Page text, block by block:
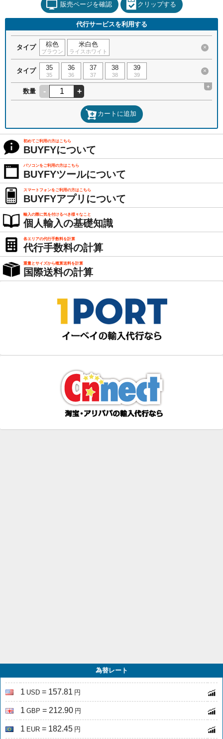
販売ページを確認 クリップする
代行サービスを利用する
タイプ 棕色
ブラウン
米白色
ライスホワイト
×
タイプ 35
35
36
36
37
37
38
38
39
39
×
数量 - +
+
カートに追加
初めてご利用の方はこちら
BUYFYについて
パソコンをご利用の方はこちら
BUYFYツールについて
スマートフォンをご利用の方はこちら
BUYFYアプリについて
輸入の際に気を付けるべき様々なこと
個人輸入の基礎知識
各エリアの代行手数料を計算
代行手数料の計算
重量とサイズから概算送料を計算
国際送料の計算
為替レート
1 USD = 157.81 円
1 GBP = 212.90 円
1 EUR = 182.45 円